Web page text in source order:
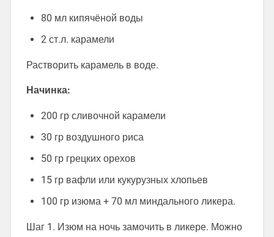
80 мл кипячёной воды
2 ст.л. карамели
Растворить карамель в воде.
Начинка:
200 гр сливочной карамели
30 гр воздушного риса
50 гр грецких орехов
15 гр вафли или кукурузных хлопьев
100 гр изюма + 70 мл миндального ликера.
Шаг 1. Изюм на ночь замочить в ликере. Можно